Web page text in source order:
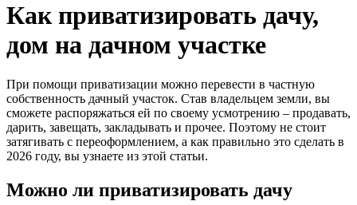
Как приватизировать дачу,
дом на дачном участке
При помощи приватизации можно перевести в частную
собственность дачный участок. Став владельцем земли, вы
сможете распоряжаться ей по своему усмотрению – продавать,
дарить, завещать, закладывать и прочее. Поэтому не стоит
затягивать с переоформлением, а как правильно это сделать в
2026 году, вы узнаете из этой статьи.
Можно ли приватизировать дачу